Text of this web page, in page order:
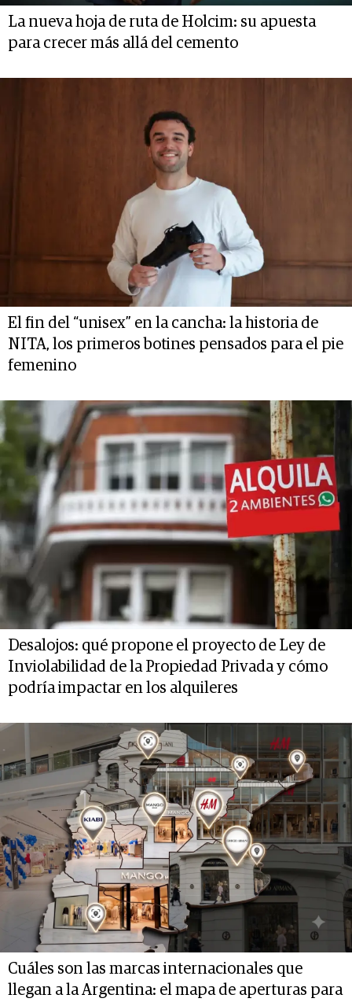
La nueva hoja de ruta de Holcim: su apuesta
para crecer más allá del cemento
El fin del “unisex” en la cancha: la historia de
NITA, los primeros botines pensados para el pie
femenino
Desalojos: qué propone el proyecto de Ley de
Inviolabilidad de la Propiedad Privada y cómo
podría impactar en los alquileres
Cuáles son las marcas internacionales que
llegan a la Argentina: el mapa de aperturas para